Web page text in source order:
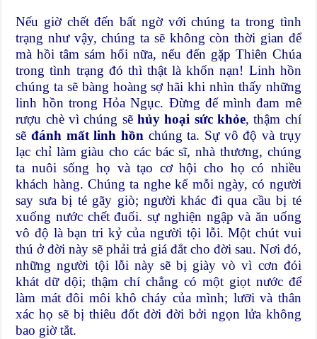
Nếu giờ chết đến bất ngờ với chúng ta trong tình
trạng như vậy, chúng ta sẽ không còn thời gian để
mà hồi tâm sám hối nữa, nếu đến gặp Thiên Chúa
trong tình trạng đó thì thật là khốn nạn! Linh hồn
chúng ta sẽ bàng hoàng sợ hãi khi nhìn thấy những
linh hồn trong Hỏa Ngục. Đừng để mình đam mê
rượu chè vì chúng sẽ hủy hoại sức khỏe, thậm chí
sẽ đánh mất linh hồnchúng ta. Sự vô độ và trụy
lạc chỉ làm giàu cho các bác sĩ, nhà thương, chúng
ta nuôi sống họ và tạo cơ hội cho họ có nhiều
khách hàng. Chúng ta nghe kể mỗi ngày, có người
say sưa bị té gãy giò; người khác đi qua cầu bị té
xuống nước chết đuối. sự nghiện ngập và ăn uống
vô độ là bạn tri kỷ của người tội lỗi. Một chút vui
thú ở đời này sẽ phải trả giá đắt cho đời sau. Nơi đó,
những người tội lỗi này sẽ bị giày vò vì cơn đói
khát dữ dội; thậm chí chẳng có một giọt nước để
làm mát đôi môi khô cháy của mình; lưỡi và thân
xác họ sẽ bị thiêu đốt đời đời bởi ngọn lửa không
bao giờ tắt.